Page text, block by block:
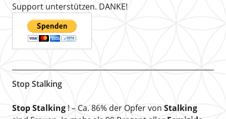
Support unterstützen. DANKE!
Stop Stalking
Stop Stalking! – Ca. 86% der Opfer von Stalking